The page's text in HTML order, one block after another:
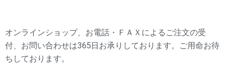
オンラインショップ、お電話・ＦＡＸによるご注文の受
付、お問い合わせは365日お承りしております。ご用命お待
ちしております。